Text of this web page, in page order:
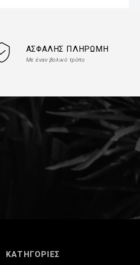
ΑΣΦΑΛΉΣ ΠΛΗΡΩΜΉ
Με έναν βολικό τρόπο
ΚΑΤΗΓΟΡΙΕΣ